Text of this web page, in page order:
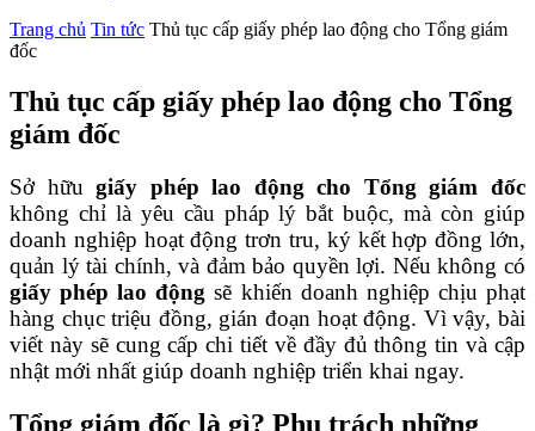
Trang chủ Tin tức Thủ tục cấp giấy phép lao động cho Tổng giám
đốc
Thủ tục cấp giấy phép lao động cho Tổng
giám đốc
Sở hữugiấy phép lao động cho Tổng giám đốc
không chỉ là yêu cầu pháp lý bắt buộc, mà còn giúp
doanh nghiệp hoạt động trơn tru, ký kết hợp đồng lớn,
quản lý tài chính, và đảm bảo quyền lợi. Nếu không có
giấy phép lao độngsẽ khiến doanh nghiệp chịu phạt
hàng chục triệu đồng, gián đoạn hoạt động. Vì vậy, bài
viết này sẽ cung cấp chi tiết về đầy đủ thông tin và cập
nhật mới nhất giúp doanh nghiệp triển khai ngay.
Tổng giám đốc là gì? Phụ trách những